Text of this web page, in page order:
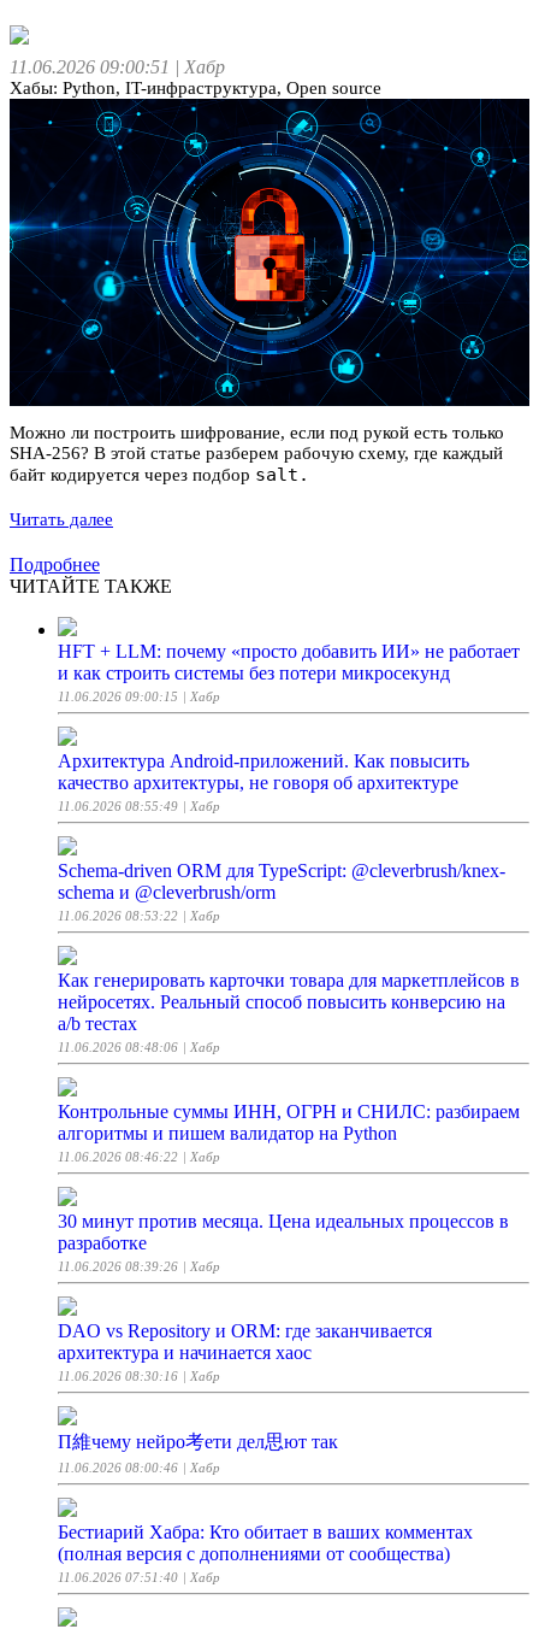
11.06.2026 09:00:51 | Хабр
Хабы: Python, IT-инфраструктура, Open source
Можно ли построить шифрование, если под рукой есть только
SHA-256? В этой статье разберем рабочую схему, где каждый
байт кодируется через подбор salt.
Читать далее
Подробнее
ЧИТАЙТЕ ТАКЖЕ
HFT + LLM: почему «просто добавить ИИ» не работает
и как строить системы без потери микросекунд
11.06.2026 09:00:15 | Хабр
Архитектура Android-приложений. Как повысить
качество архитектуры, не говоря об архитектуре
11.06.2026 08:55:49 | Хабр
Schema-driven ORM для TypeScript: @cleverbrush/knex-
schema и @cleverbrush/orm
11.06.2026 08:53:22 | Хабр
Как генерировать карточки товара для маркетплейсов в
нейросетях. Реальный способ повысить конверсию на
a/b тестах
11.06.2026 08:48:06 | Хабр
Контрольные суммы ИНН, ОГРН и СНИЛС: разбираем
алгоритмы и пишем валидатор на Python
11.06.2026 08:46:22 | Хабр
30 минут против месяца. Цена идеальных процессов в
разработке
11.06.2026 08:39:26 | Хабр
DAO vs Repository и ORM: где заканчивается
архитектура и начинается хаос
11.06.2026 08:30:16 | Хабр
П維чему нейро考ети дел思ют так
11.06.2026 08:00:46 | Хабр
Бестиарий Хабра: Кто обитает в ваших комментах
(полная версия с дополнениями от сообщества)
11.06.2026 07:51:40 | Хабр